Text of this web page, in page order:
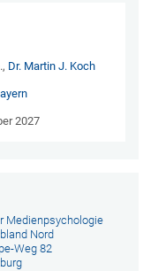
Dr. Martin J. Koch
2027
Medienpsychologie
Nord
Weg 82